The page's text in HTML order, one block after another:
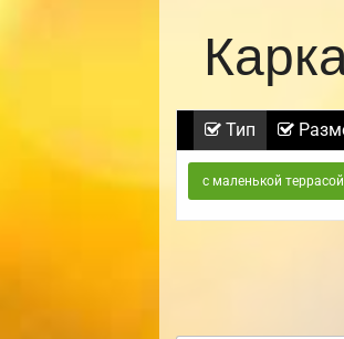
Тип
с маленькой террасой